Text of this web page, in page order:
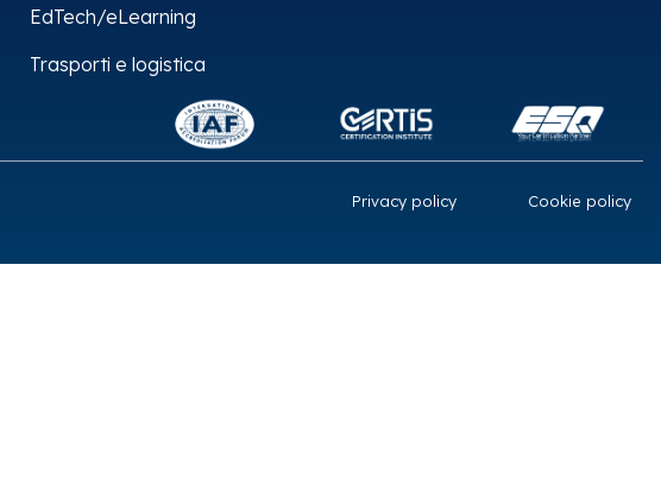
EdTech/eLearning
Trasporti e logistica
Privacy policy Cookie policy